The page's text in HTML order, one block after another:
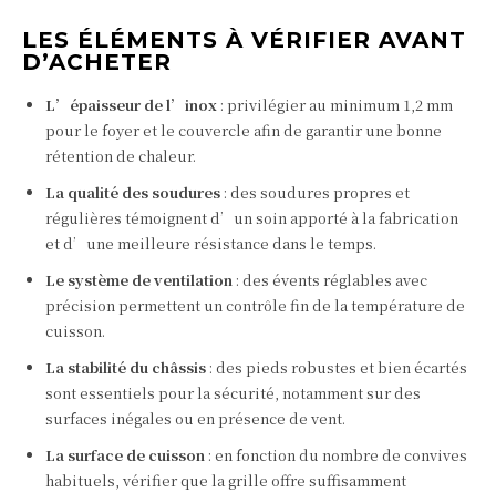
LES ÉLÉMENTS À VÉRIFIER AVANT
D’ACHETER
L’épaisseur de l’inox : privilégier au minimum 1,2 mm
pour le foyer et le couvercle afin de garantir une bonne
rétention de chaleur.
La qualité des soudures : des soudures propres et
régulières témoignent d’un soin apporté à la fabrication
et d’une meilleure résistance dans le temps.
Le système de ventilation : des évents réglables avec
précision permettent un contrôle fin de la température de
cuisson.
La stabilité du châssis : des pieds robustes et bien écartés
sont essentiels pour la sécurité, notamment sur des
surfaces inégales ou en présence de vent.
La surface de cuisson : en fonction du nombre de convives
habituels, vérifier que la grille offre suffisamment